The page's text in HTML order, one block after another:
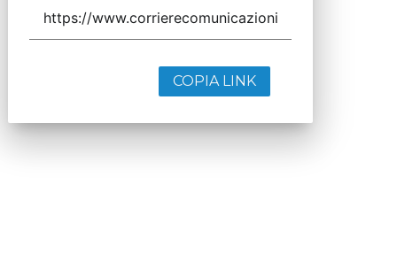
COPIA LINK